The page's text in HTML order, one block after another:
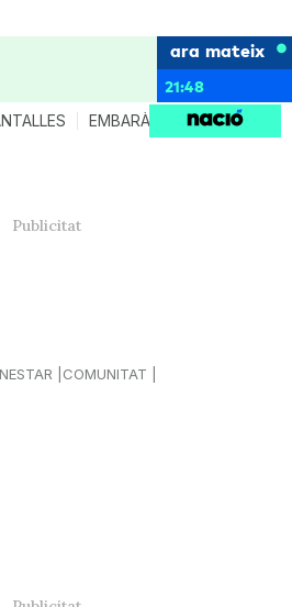
ara mateix
21:48
EMBARÀS CRIANÇA
COMUNITAT